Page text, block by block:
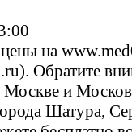
на
. Обратите
Москве и
Шатура,